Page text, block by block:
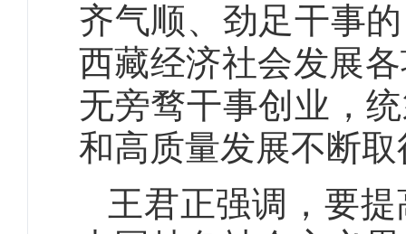
齐气顺、劲足干事
西藏经济社会发展
无旁骛干事创业，
和高质量发展不断
王君正强调，要